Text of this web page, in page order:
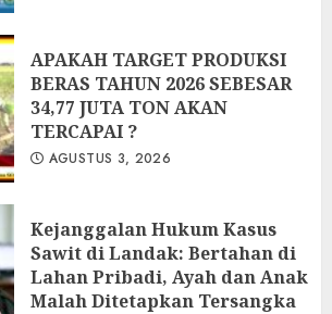
APAKAH TARGET PRODUKSI
BERAS TAHUN 2026 SEBESAR
34,77 JUTA TON AKAN
TERCAPAI ?
AGUSTUS 3, 2026
Kejanggalan Hukum Kasus
Sawit di Landak: Bertahan di
Lahan Pribadi, Ayah dan Anak
Malah Ditetapkan Tersangka